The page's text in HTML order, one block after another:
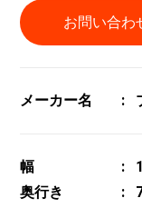
お問い合わ
メーカー名
幅
奥行き